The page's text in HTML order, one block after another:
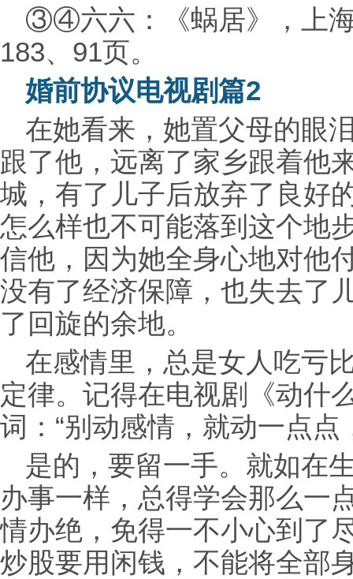
③④六六：《蜗居》，上
183、91页。
婚前协议电视剧篇2
在她看来，她置父母的眼
跟了他，远离了家乡跟着他
城，有了儿子后放弃了良好
怎么样也不可能落到这个地
信他，因为她全身心地对他
没有了经济保障，也失去了
了回旋的余地。
在感情里，总是女人吃亏
定律。记得在电视剧《动什
词：“别动感情，就动一点点
是的，要留一手。就如在
办事一样，总得学会那么一
情办绝，免得一不小心到了
炒股要用闲钱，不能将全部